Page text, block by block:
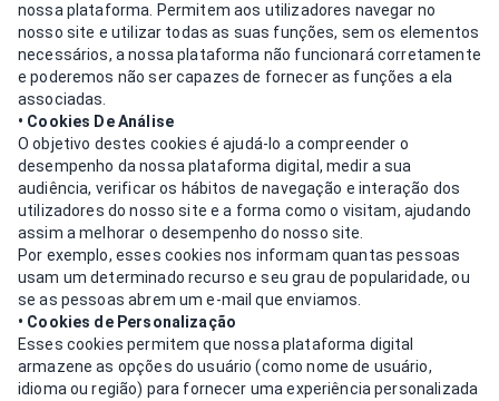
nossa plataforma. Permitem aos utilizadores navegar no
nosso site e utilizar todas as suas funções, sem os elementos
necessários, a nossa plataforma não funcionará corretamente
e poderemos não ser capazes de fornecer as funções a ela
associadas.
• Cookies De Análise
O objetivo destes cookies é ajudá-lo a compreender o
desempenho da nossa plataforma digital, medir a sua
audiência, verificar os hábitos de navegação e interação dos
utilizadores do nosso site e a forma como o visitam, ajudando
assim a melhorar o desempenho do nosso site.
Por exemplo, esses cookies nos informam quantas pessoas
usam um determinado recurso e seu grau de popularidade, ou
se as pessoas abrem um e-mail que enviamos.
• Cookies de Personalização
Esses cookies permitem que nossa plataforma digital
armazene as opções do usuário (como nome de usuário,
idioma ou região) para fornecer uma experiência personalizada